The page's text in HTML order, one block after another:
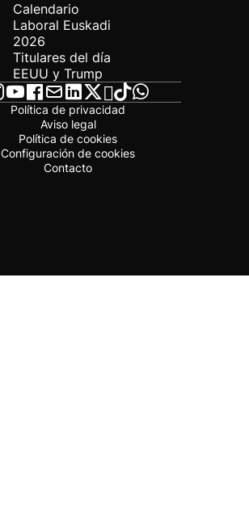
Calendario
Laboral Euskadi
2026
Titulares del día
EEUU y Trump
Política de privacidad
Aviso legal
Política de cookies
Configuración de cookies
Contacto